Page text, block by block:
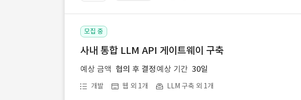
모집 중
사내 통합 LLM API 게이트웨이 구축
예상 금액 협의 후 결정 예상 기간 30일
개발 웹 외 1개 LLM 구축 외 1개